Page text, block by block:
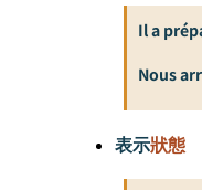
Il a
Nous
表示狀態